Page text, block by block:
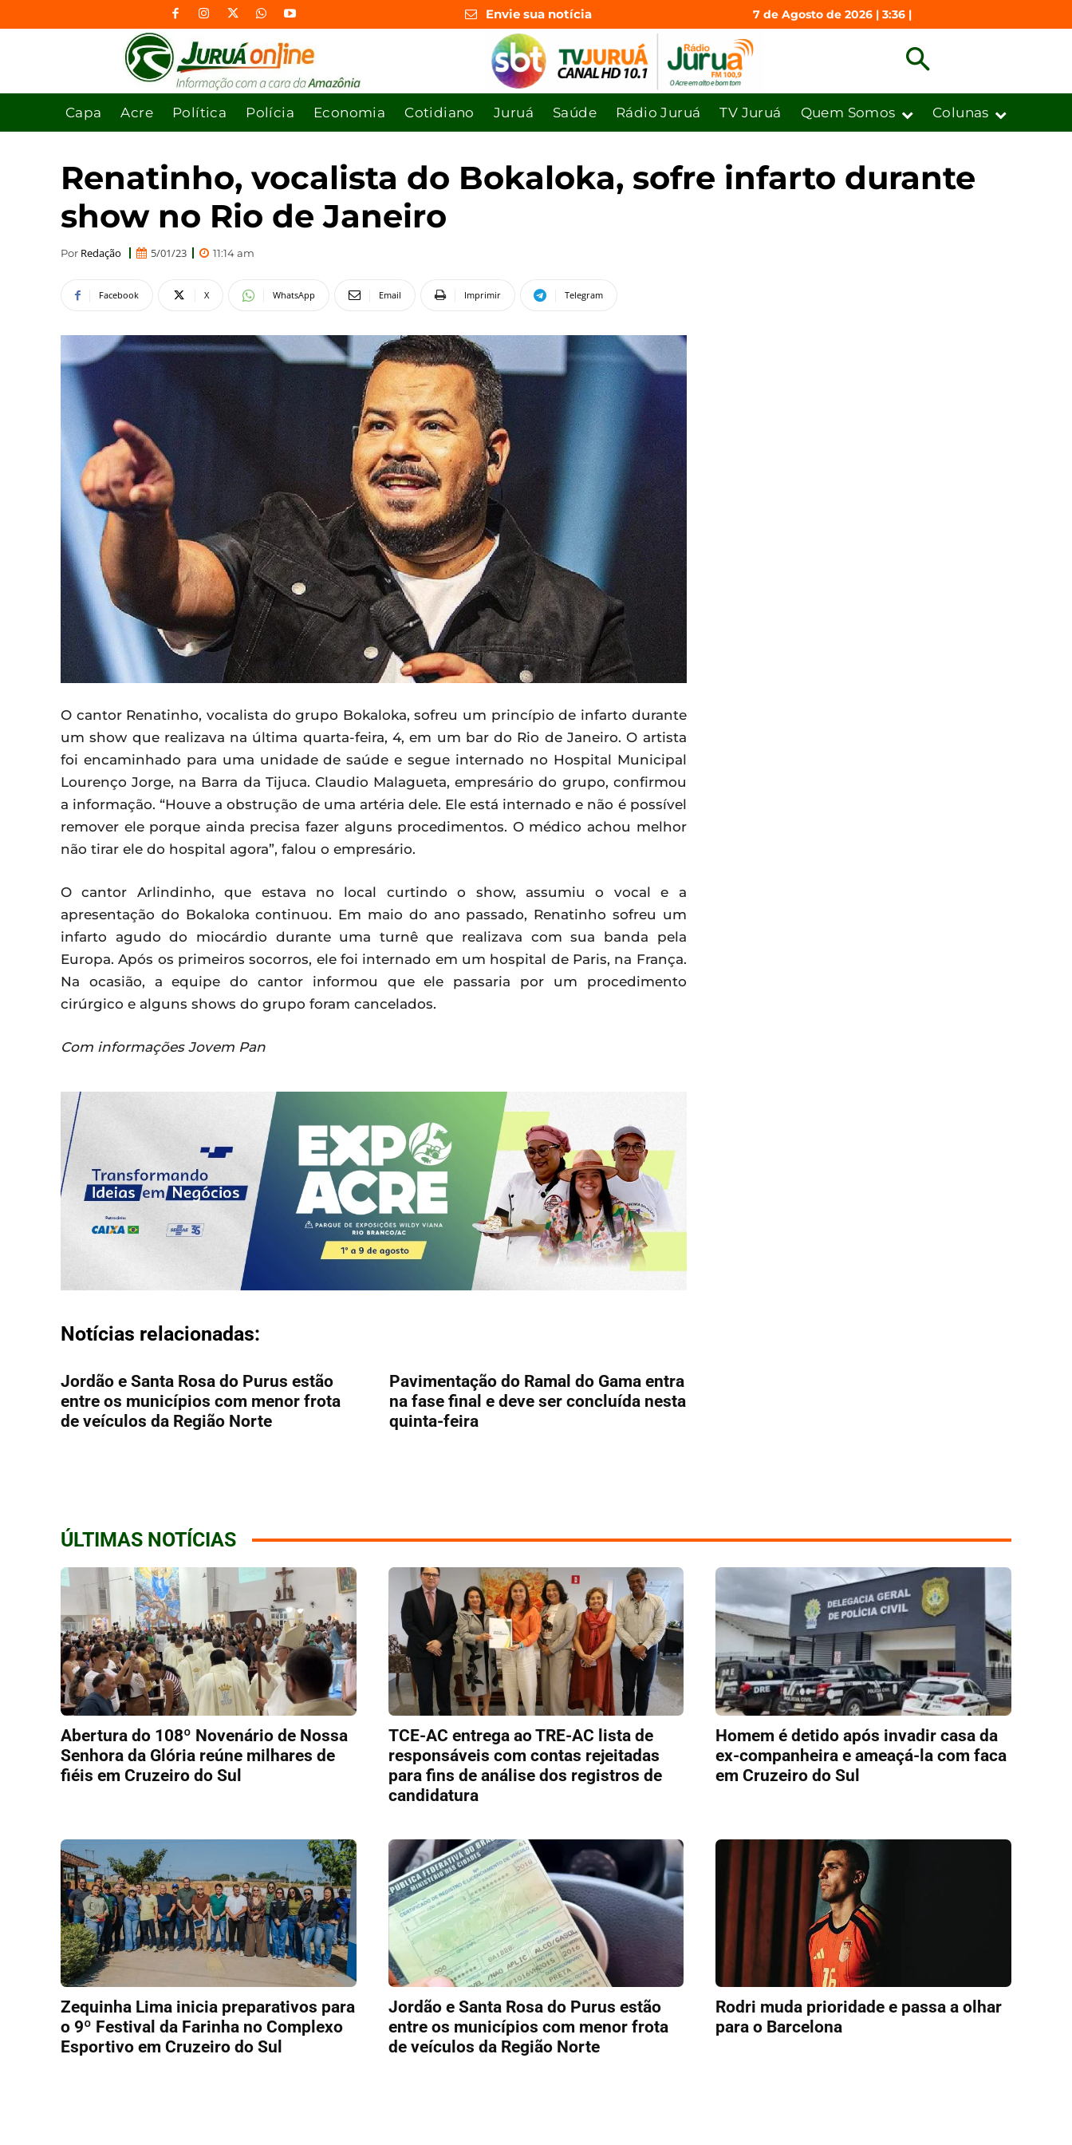
Envie sua notícia 7 de Agosto de 2026 | 3:36 |
Capa Acre Política Polícia Economia Cotidiano Juruá Saúde Rádio Juruá TV Juruá Quem Somos Colunas
Renatinho, vocalista do Bokaloka, sofre infarto durante
show no Rio de Janeiro
Por Redação 5/01/23 11:14 am
Facebook X WhatsApp Email Imprimir Telegram
O cantor Renatinho, vocalista do grupo Bokaloka, sofreu um princípio de infarto durante
um show que realizava na última quarta-feira, 4, em um bar do Rio de Janeiro. O artista
foi encaminhado para uma unidade de saúde e segue internado no Hospital Municipal
Lourenço Jorge, na Barra da Tijuca. Claudio Malagueta, empresário do grupo, confirmou
a informação. “Houve a obstrução de uma artéria dele. Ele está internado e não é possível
remover ele porque ainda precisa fazer alguns procedimentos. O médico achou melhor
não tirar ele do hospital agora”, falou o empresário.
O cantor Arlindinho, que estava no local curtindo o show, assumiu o vocal e a
apresentação do Bokaloka continuou. Em maio do ano passado, Renatinho sofreu um
infarto agudo do miocárdio durante uma turnê que realizava com sua banda pela
Europa. Após os primeiros socorros, ele foi internado em um hospital de Paris, na França.
Na ocasião, a equipe do cantor informou que ele passaria por um procedimento
cirúrgico e alguns shows do grupo foram cancelados.
Com informações Jovem Pan
Notícias relacionadas:
Jordão e Santa Rosa do Purus estão
entre os municípios com menor frota
de veículos da Região Norte
Pavimentação do Ramal do Gama entra
na fase final e deve ser concluída nesta
quinta-feira
ÚLTIMAS NOTÍCIAS
Abertura do 108º Novenário de Nossa
Senhora da Glória reúne milhares de
fiéis em Cruzeiro do Sul
TCE-AC entrega ao TRE-AC lista de
responsáveis com contas rejeitadas
para fins de análise dos registros de
candidatura
Homem é detido após invadir casa da
ex-companheira e ameaçá-la com faca
em Cruzeiro do Sul
Zequinha Lima inicia preparativos para
o 9º Festival da Farinha no Complexo
Esportivo em Cruzeiro do Sul
Jordão e Santa Rosa do Purus estão
entre os municípios com menor frota
de veículos da Região Norte
Rodri muda prioridade e passa a olhar
para o Barcelona